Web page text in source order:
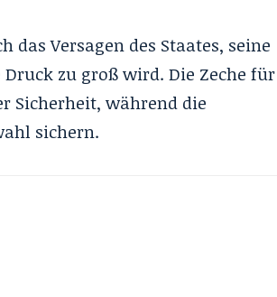
das Versagen des Staates, seine
zu groß wird. Die Zeche für
Sicherheit, während die
sichern.